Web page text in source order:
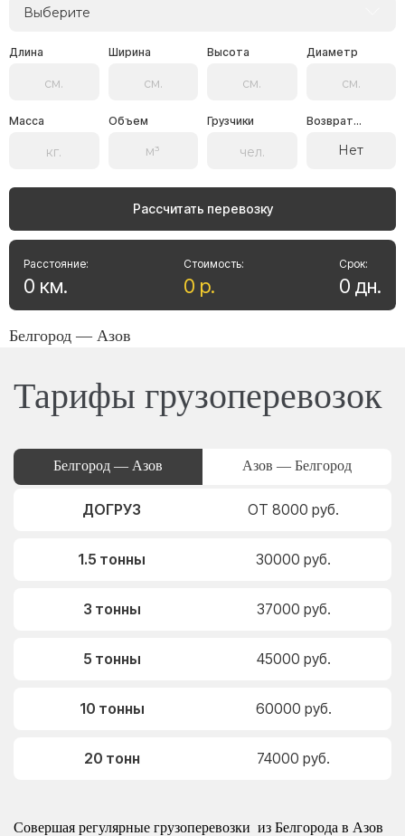
Выберите
Длина Ширина Высота Диаметр
Масса Объем Грузчики Возврат...
Нет
Рассчитать перевозку
Стоимость:
0 р.
Расстояние:
0 км.
Срок:
0 дн.
Белгород — Азов
Тарифы грузоперевозок
Белгород — Азов Азов — Белгород
ДОГРУЗ ОТ 8000 руб.
1.5 тонны 30000 руб.
3 тонны 37000 руб.
5 тонны 45000 руб.
10 тонны 60000 руб.
20 тонн 74000 руб.
Совершая регулярные грузоперевозки из Белгорода в Азов